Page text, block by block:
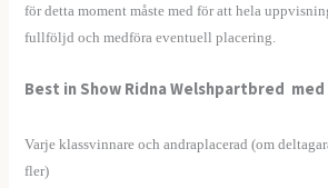
för detta moment måste med för att hela
fullföljd och medföra
Best in Show Ridna Welshpartbred
Varje klassvinnare och andraplacerad (om
fler)